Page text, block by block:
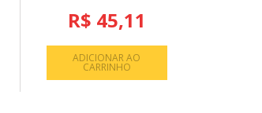
R$ 45,11
ADICIONAR AO
CARRINHO